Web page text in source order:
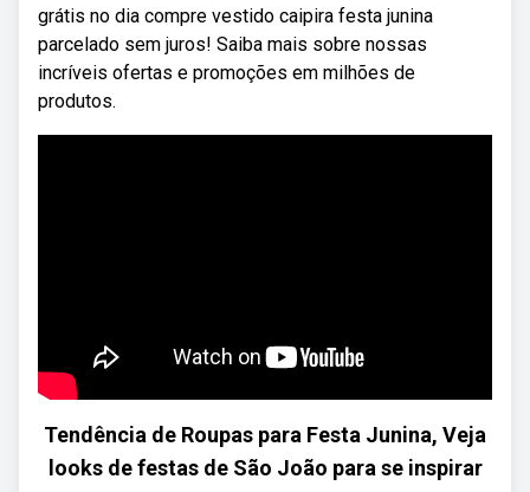
grátis no dia compre vestido caipira festa junina
parcelado sem juros! Saiba mais sobre nossas
incríveis ofertas e promoções em milhões de
produtos.
Tendência de Roupas para Festa Junina, Veja
looks de festas de São João para se inspirar